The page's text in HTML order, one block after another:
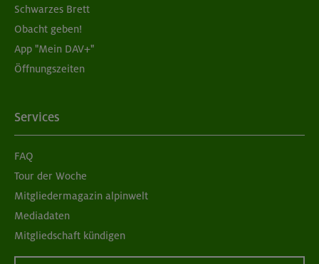
Grundkurs Klettern indoor für Frauen
München
07./14./21.09.26
Schwarzes Brett
Obacht geben!
App "Mein DAV+"
Öffnungszeiten
Services
FAQ
Tour der Woche
Mitgliedermagazin alpinwelt
Mediadaten
Mitgliedschaft kündigen